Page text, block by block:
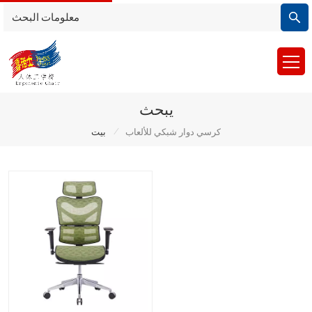
يبحث
بيت / كرسي دوار شبكي للألعاب